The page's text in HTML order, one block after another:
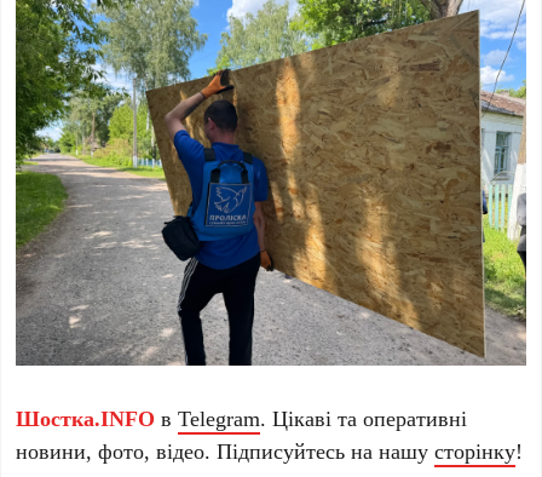
Шостка.INFO вTelegram. Цікаві та оперативні
новини, фото, відео. Підписуйтесь на нашусторінку!